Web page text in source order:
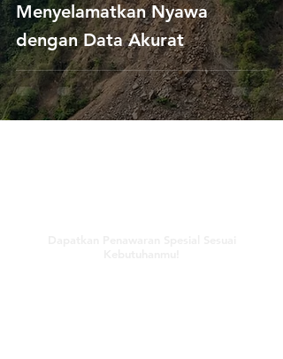
Menyelamatkan Nyawa
dengan Data Akurat